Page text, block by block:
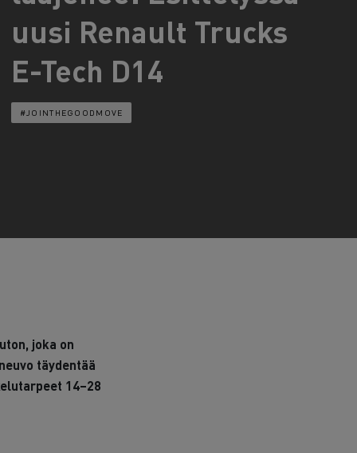
Guerlain
Delanchy Group
Feldschlösschen - Carlsberg
uusi Renault Trucks
E-Tech D14
#JOINTHEGOODMOVE
joka on
täydentää
14–28